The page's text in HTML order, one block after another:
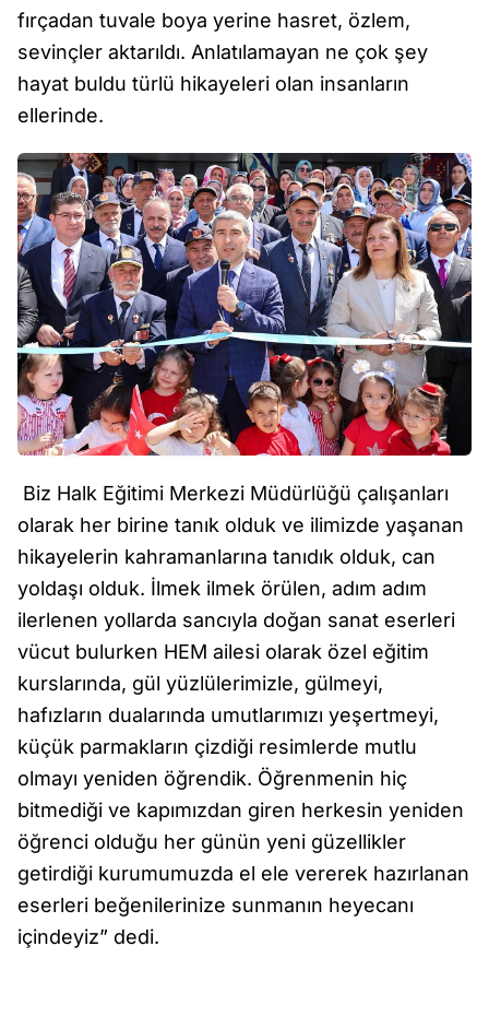
fırçadan tuvale boya yerine hasret, özlem,
sevinçler aktarıldı. Anlatılamayan ne çok şey
hayat buldu türlü hikayeleri olan insanların
ellerinde.
Biz Halk Eğitimi Merkezi Müdürlüğü çalışanları
olarak her birine tanık olduk ve ilimizde yaşanan
hikayelerin kahramanlarına tanıdık olduk, can
yoldaşı olduk. İlmek ilmek örülen, adım adım
ilerlenen yollarda sancıyla doğan sanat eserleri
vücut bulurken HEM ailesi olarak özel eğitim
kurslarında, gül yüzlülerimizle, gülmeyi,
hafızların dualarında umutlarımızı yeşertmeyi,
küçük parmakların çizdiği resimlerde mutlu
olmayı yeniden öğrendik. Öğrenmenin hiç
bitmediği ve kapımızdan giren herkesin yeniden
öğrenci olduğu her günün yeni güzellikler
getirdiği kurumumuzda el ele vererek hazırlanan
eserleri beğenilerinize sunmanın heyecanı
içindeyiz” dedi.